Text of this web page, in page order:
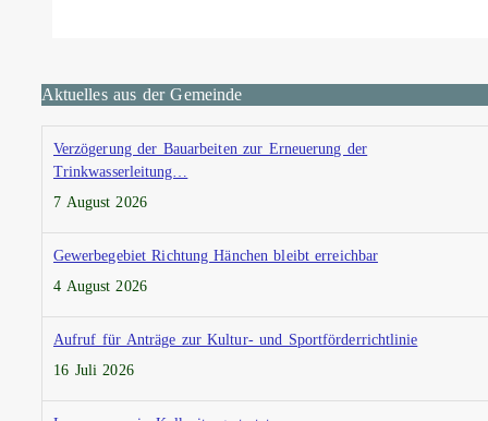
Aktuelles aus der Gemeinde
Verzögerung der Bauarbeiten zur Erneuerung der
Trinkwasserleitung…
7 August 2026
Gewerbegebiet Richtung Hänchen bleibt erreichbar
4 August 2026
Aufruf für Anträge zur Kultur- und Sportförderrichtlinie
16 Juli 2026